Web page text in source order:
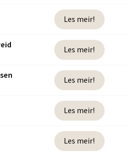
Les meir!
Les meir!
Les meir!
Les meir!
Les meir!